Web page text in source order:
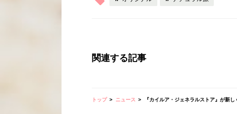
関連する記事
トップ ニュース 『カイルア・ジェネラルストア』が新し